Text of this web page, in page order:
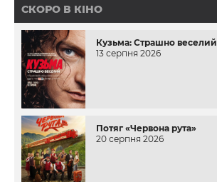
СКОРО В КІНО
Кузьма: Страшно веселий
13 серпня 2026
Потяг «Червона рута»
20 серпня 2026